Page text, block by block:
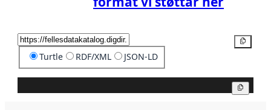
Turtle RDF/XML JSON-LD